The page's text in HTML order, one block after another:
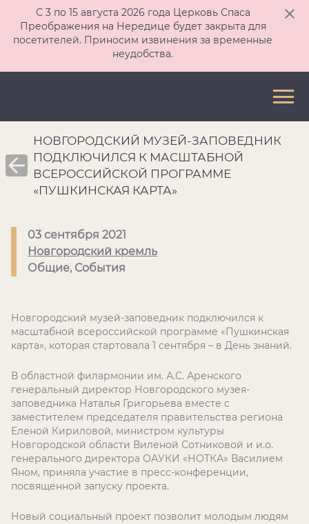
С 3 по 15 августа 2026 года Церковь Спаса
Преображения на Нередице будет закрыта для
посетителей. Приносим извинения за временные
неудобства.
НОВГОРОДСКИЙ МУЗЕЙ-ЗАПОВЕДНИК
ПОДКЛЮЧИЛСЯ К МАСШТАБНОЙ
ВСЕРОССИЙСКОЙ ПРОГРАММЕ
«ПУШКИНСКАЯ КАРТА»
03 сентября 2021
Новгородский кремль
Общие, События
Новгородский музей-заповедник подключился к
масштабной всероссийской программе «Пушкинская
карта», которая стартовала 1 сентября – в День знаний.
В областной филармонии им. А.С. Аренского
генеральный директор Новгородского музея-
заповедника Наталья Григорьева вместе с
заместителем председателя правительства региона
Еленой Кириловой, министром культуры
Новгородской области Виленой Сотниковой и и.о.
генерального директора ОАУКИ «НОТКА» Василием
Яном, приняла участие в пресс-конференции,
посвященной запуску проекта.
Новый социальный проект позволит молодым людям